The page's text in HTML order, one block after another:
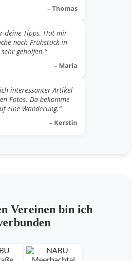
– Thomas
deine Tipps. Hat mir
nach Frühstück in
geholfen.“
– Maria
interessanter Artikel
Fotos. Da bekomme
eine Wanderung.“
– Kerstin
Vereinen bin ich